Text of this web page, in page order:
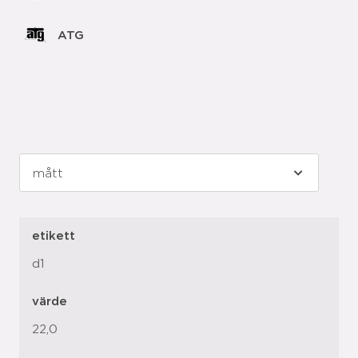
ATG
etikett
d1
värde
22,0